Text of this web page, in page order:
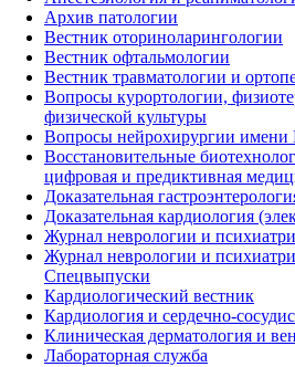
Архив патологии
Вестник оториноларингологии
Вестник офтальмологии
Вестник травматологии и
Вопросы курортологии,
физической культуры
Вопросы нейрохирургии
Восстановительные
цифровая и предиктивная
Доказательная
Доказательная кардиология
Журнал неврологии и
Журнал неврологии и
Спецвыпуски
Кардиологический вестник
Кардиология и сердечно-
Клиническая дерматология и
Лабораторная служба